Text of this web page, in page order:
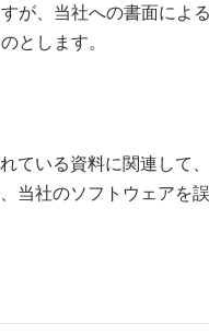
が、当社への書面によ
とします。
ている資料に関連して
当社のソフトウェアを